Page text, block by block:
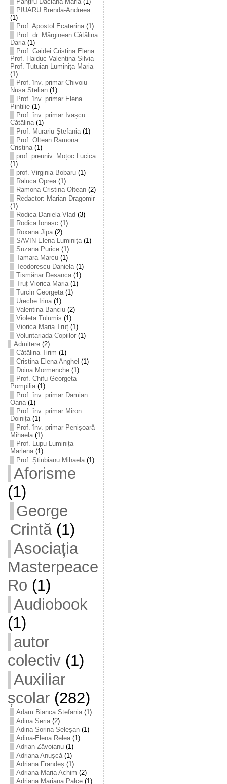
PIUARU Brenda-Andreea
(1)
Prof. Apostol Ecaterina(1)
Prof. dr. Mărginean Cătălina
Daria(1)
Prof. Gaidei Cristina Elena.
Prof. Haiduc Valentina Silvia
Prof. Tutuian Luminița Maria
(1)
Prof. înv. primar Chivoiu
Nușa Stelian(1)
Prof. înv. primar Elena
Pintilie(1)
Prof. înv. primar Ivașcu
Cătălina(1)
Prof. Murariu Ștefania(1)
Prof. Oltean Ramona
Cristina(1)
prof. preuniv. Moțoc Lucica
(1)
prof. Virginia Bobaru(1)
Raluca Oprea(1)
Ramona Cristina Oltean(2)
Redactor: Marian Dragomir
(1)
Rodica Daniela Vlad (3)
Rodica Ionașc (1)
Roxana Jipa(2)
SAVIN Elena Luminița(1)
Suzana Purice(1)
Tamara Marcu(1)
Teodorescu Daniela(1)
Tismănar Desanca(1)
Truț Viorica Maria(1)
Turcin Georgeta(1)
Ureche Irina(1)
Valentina Banciu(2)
Violeta Tulumis (1)
Viorica Maria Truț(1)
Voluntariada Copiilor(1)
Admitere(2)
Cătălina Tirim (1)
Cristina Elena Anghel (1)
Doina Mormenche(1)
Prof. Chifu Georgeta
Pompilia(1)
Prof. înv. primar Damian
Oana(1)
Prof. înv. primar Miron
Doinița(1)
Prof. înv. primar Penișoară
Mihaela(1)
Prof. Lupu Luminița
Marlena(1)
Prof. Știubianu Mihaela(1)
Aforisme
(1)
George
Crintă(1)
Asociația
Masterpeace
Ro (1)
Audiobook
(1)
autor
colectiv(1)
Auxiliar
școlar(282)
Adam Bianca Ștefania(1)
Adina Seria(2)
Adina Sorina Seleșan(1)
Adina-Elena Relea(1)
Adrian Zăvoianu(1)
Adriana Anușcă(1)
Adriana Frandeș (1)
Adriana Maria Achim (2)
Adriana Mariana Palce(1)